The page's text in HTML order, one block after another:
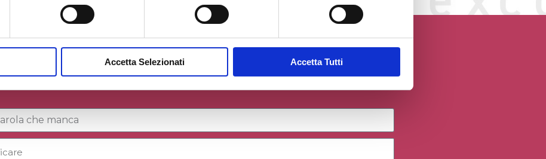
Accetta Selezionati Accetta Tutti